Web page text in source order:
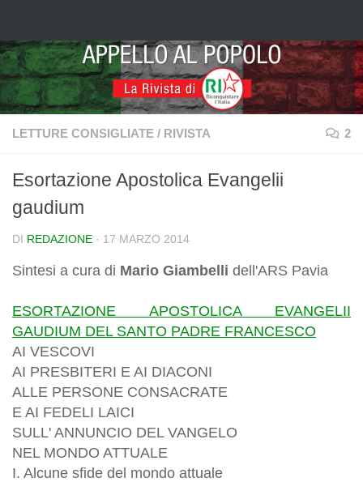
LETTURE CONSIGLIATE / RIVISTA 2
Esortazione Apostolica Evangelii
gaudium
DI REDAZIONE · 17 MARZO 2014
Sintesi a cura di Mario Giambelli dell'ARS Pavia
ESORTAZIONE APOSTOLICA EVANGELII
GAUDIUM DEL SANTO PADRE FRANCESCO
AI VESCOVI
AI PRESBITERI E AI DIACONI
ALLE PERSONE CONSACRATE
E AI FEDELI LAICI
SULL' ANNUNCIO DEL VANGELO
NEL MONDO ATTUALE
I. Alcune sfide del mondo attuale